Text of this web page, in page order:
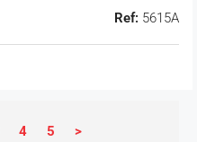
Ref: 5615A
4 5 >